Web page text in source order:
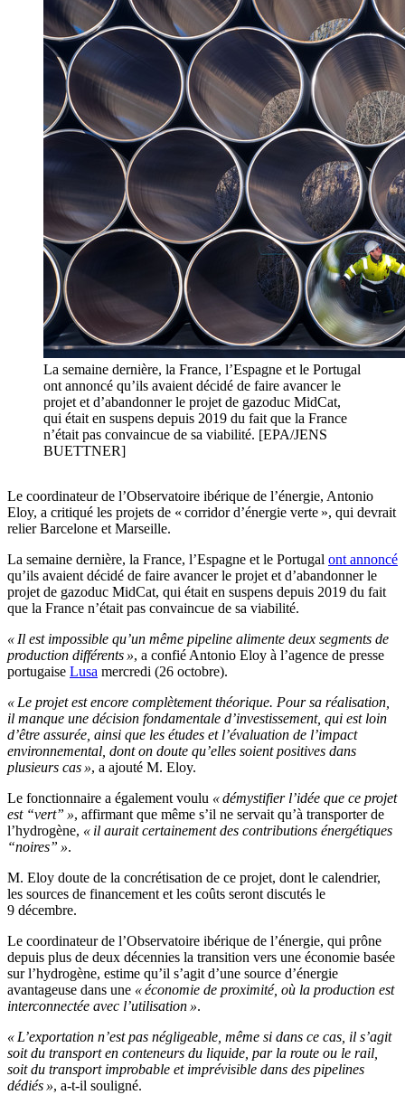
La semaine dernière, la France, l’Espagne et le Portugal
ont annoncé qu’ils avaient décidé de faire avancer le
projet et d’abandonner le projet de gazoduc MidCat,
qui était en suspens depuis 2019 du fait que la France
n’était pas convaincue de sa viabilité. [EPA/JENS
BUETTNER]
Le coordinateur de l’Observatoire ibérique de l’énergie, Antonio
Eloy, a critiqué les projets de « corridor d’énergie verte », qui devrait
relier Barcelone et Marseille.
La semaine dernière, la France, l’Espagne et le Portugal ont annoncé
qu’ils avaient décidé de faire avancer le projet et d’abandonner le
projet de gazoduc MidCat, qui était en suspens depuis 2019 du fait
que la France n’était pas convaincue de sa viabilité.
« Il est impossible qu’un même pipeline alimente deux segments de
production différents », a confié Antonio Eloy à l’agence de presse
portugaise Lusa mercredi (26 octobre).
« Le projet est encore complètement théorique. Pour sa réalisation,
il manque une décision fondamentale d’investissement, qui est loin
d’être assurée, ainsi que les études et l’évaluation de l’impact
environnemental, dont on doute qu’elles soient positives dans
plusieurs cas », a ajouté M. Eloy.
Le fonctionnaire a également voulu « démystifier l’idée que ce projet
est “vert” », affirmant que même s’il ne servait qu’à transporter de
l’hydrogène, « il aurait certainement des contributions énergétiques
“noires” ».
M. Eloy doute de la concrétisation de ce projet, dont le calendrier,
les sources de financement et les coûts seront discutés le
9 décembre.
Le coordinateur de l’Observatoire ibérique de l’énergie, qui prône
depuis plus de deux décennies la transition vers une économie basée
sur l’hydrogène, estime qu’il s’agit d’une source d’énergie
avantageuse dans une « économie de proximité, où la production est
interconnectée avec l’utilisation ».
« L’exportation n’est pas négligeable, même si dans ce cas, il s’agit
soit du transport en conteneurs du liquide, par la route ou le rail,
soit du transport improbable et imprévisible dans des pipelines
dédiés », a-t-il souligné.